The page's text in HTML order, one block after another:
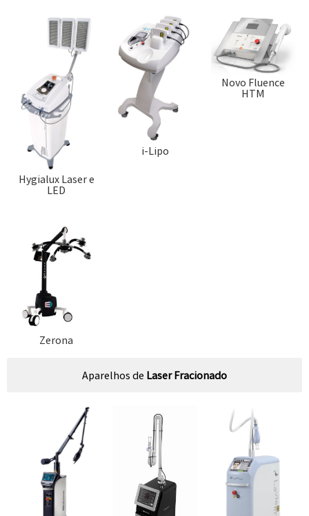
Hygialux Laser e
LED
i-Lipo
Novo Fluence
HTM
Zerona
Aparelhos de Laser Fracionado